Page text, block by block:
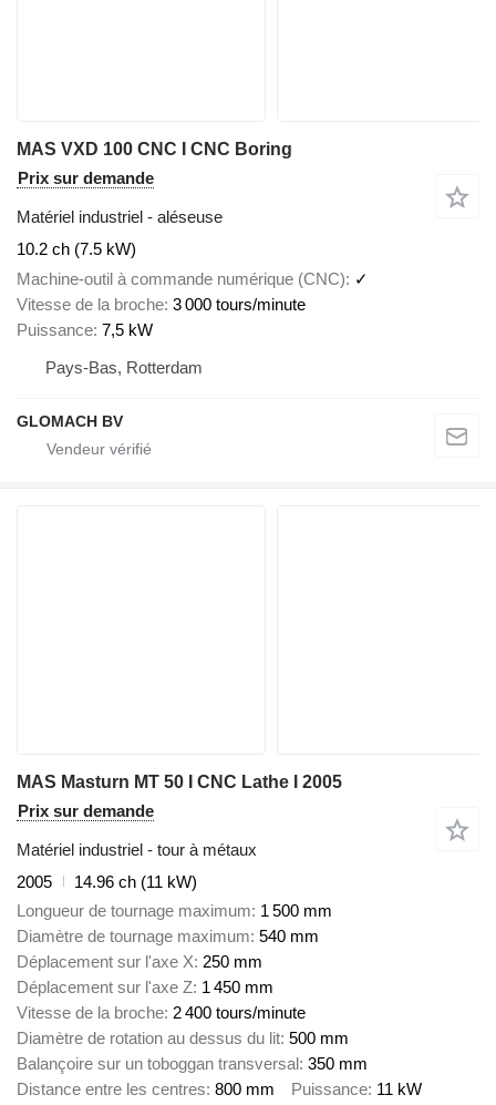
MAS VXD 100 CNC I CNC Boring
Prix sur demande
Matériel industriel - aléseuse
10.2 ch (7.5 kW)
Machine-outil à commande numérique (CNC)
✓
Vitesse de la broche 3 000 tours/minute
Puissance 7,5 kW
Pays-Bas, Rotterdam
GLOMACH BV
MAS Masturn MT 50 I CNC Lathe I 2005
Prix sur demande
Matériel industriel - tour à métaux
2005
14.96 ch (11 kW)
Longueur de tournage maximum 1 500 mm
Diamètre de tournage maximum 540 mm
Déplacement sur l'axe X 250 mm
Déplacement sur l'axe Z 1 450 mm
Vitesse de la broche 2 400 tours/minute
Diamètre de rotation au dessus du lit 500 mm
Balançoire sur un toboggan transversal 350 mm
Distance entre les centres 800 mm Puissance 11 kW